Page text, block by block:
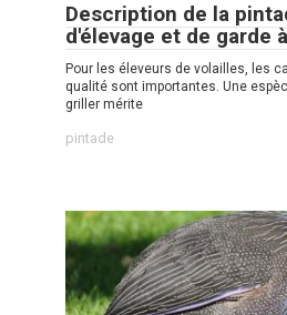
Description de la
d'élevage et de garde
Pour les éleveurs de volailles, les
qualité sont importantes. Une
griller mérite
pintade